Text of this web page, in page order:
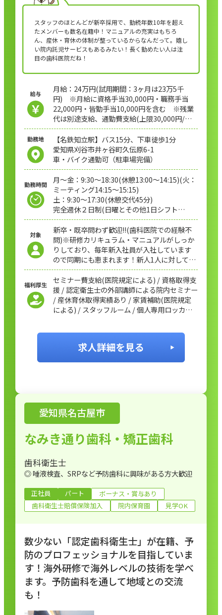
スタッフのほとんどが新卒採用で、勤続年数10年を超え
たメンバーも数名在籍中！マニュアルの充実はもちろ
ん、産休・育休の体制が整っているからなんだって。嬉し
い院内託児サービスもあるみたい！長く勤めたい人は注
目の歯科医院だね！
月給：24万円(試用期間：3ヶ月は23万5千
円) ※月給に資格手当30,000円・職務手当
22,000円・皆勤手当10,000円を含む ※残業
代は別途支給、通勤費支給(上限30,000円/
月) ※賞与：年2回…1年目実績1.5ヶ月分(※
本人の実績・能力を評価の上支給)
【名鉄知立駅】バス15分、下車徒歩1分
愛知県刈谷市井ヶ谷町久伝原6-1
車・バイク通勤可（駐車場完備）
月〜金：9:30～18:30(休憩13:00〜14:15)(火：
ミーティング14:15〜15:15)
土：9:30～17:30(休憩交代45分)
完全週休２日制(日曜とその他1日シフト
制)GW、夏冬季休暇あり
新卒・既卒問わず歓迎!!(歯科医院での経験不
問)※研修カリキュラム・マニュアルがしっか
りしており、毎年新入社員が入社しています
ので同期にも恵まれます！新人1人に対して、
先輩が1人ペアでつくので日々の振り返りも安
心でき、成長できます。
セミナー費支給(医院規定による) / 資格取得支
援 / 認定衛生士の外部講師による院内セミナー
/ 産休育休取得実績あり / 家賃補助(医院規定
による) / スタッフルーム / 個人専用ロッカー
愛知県名古屋市
なみき通り歯科・矯正歯科
歯科衛生士
◎ 唾液検査、SRPなど予防歯科に興味がある方大歓迎
正社員 パート
ボーナス・賞与あり
歯科衛生士賠償保険加入
院内保育園 見学OK
数少ない「認定歯科衛生士」が在籍、予
防のプロフェッショナルを目指していま
す！海外研修で海外レベルの技術を学べ
ます。予防歯科を通して地域との交流
も！